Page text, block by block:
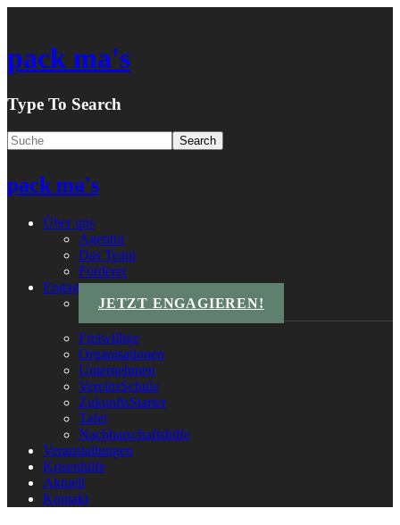
pack ma's
Type To Search
pack ma's
Über uns
Agentur
Das Team
Förderer
Engagements
JETZT ENGAGIEREN!
Freiwillige
Organisationen
Unternehmen
VereinsSchule
ZukunftsStarter
Tafel
Nachbarschaftshilfe
Veranstaltungen
Krisenhilfe
Aktuell
Kontakt